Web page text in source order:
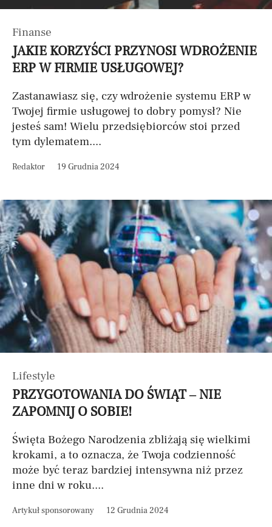
Finanse
JAKIE KORZYŚCI PRZYNOSI WDROŻENIE
ERP W FIRMIE USŁUGOWEJ?
Zastanawiasz się, czy wdrożenie systemu ERP w
Twojej firmie usługowej to dobry pomysł? Nie
jesteś sam! Wielu przedsiębiorców stoi przed
tym dylematem....
Redaktor 19 Grudnia 2024
Lifestyle
PRZYGOTOWANIA DO ŚWIĄT – NIE
ZAPOMNIJ O SOBIE!
Święta Bożego Narodzenia zbliżają się wielkimi
krokami, a to oznacza, że Twoja codzienność
może być teraz bardziej intensywna niż przez
inne dni w roku....
Artykuł sponsorowany 12 Grudnia 2024